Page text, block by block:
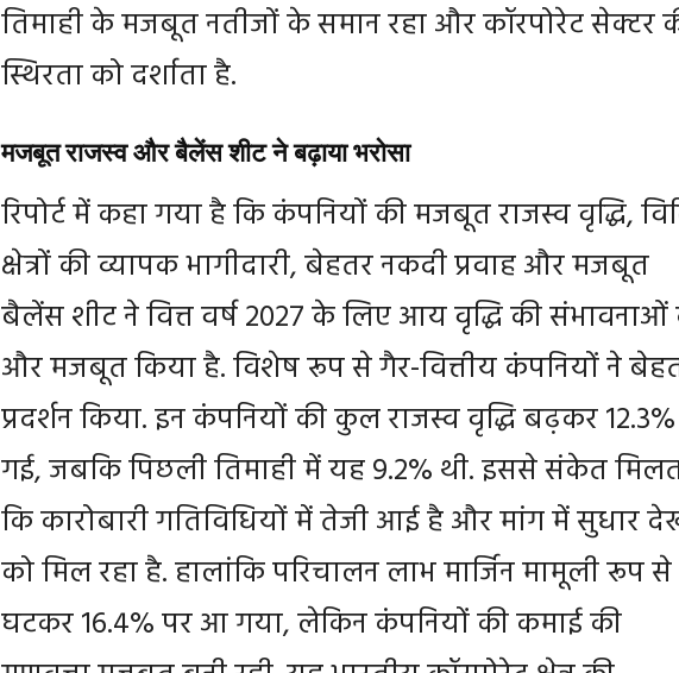
तिमाही के मजबूत नतीजों के समान रहा और कॉरपोरेट सेक्टर
स्थिरता को दर्शाता है.
मजबूत राजस्व और बैलेंस शीट ने बढ़ाया भरोसा
रिपोर्ट में कहा गया है कि कंपनियों की मजबूत राजस्व वृद्धि,
क्षेत्रों की व्यापक भागीदारी, बेहतर नकदी प्रवाह और मजबूत
बैलेंस शीट ने वित्त वर्ष 2027 के लिए आय वृद्धि की संभावनाओं
और मजबूत किया है. विशेष रूप से गैर-वित्तीय कंपनियों ने
प्रदर्शन किया. इन कंपनियों की कुल राजस्व वृद्धि बढ़कर
गई, जबकि पिछली तिमाही में यह 9.2% थी. इससे संकेत
कि कारोबारी गतिविधियों में तेजी आई है और मांग में सुधार
को मिल रहा है. हालांकि परिचालन लाभ मार्जिन मामूली रूप से
घटकर 16.4% पर आ गया, लेकिन कंपनियों की कमाई की